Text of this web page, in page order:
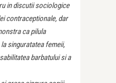
in discutii sociologice
contraceptionale, dar
ca pilula
singuratatea femeii,
barbatului si a